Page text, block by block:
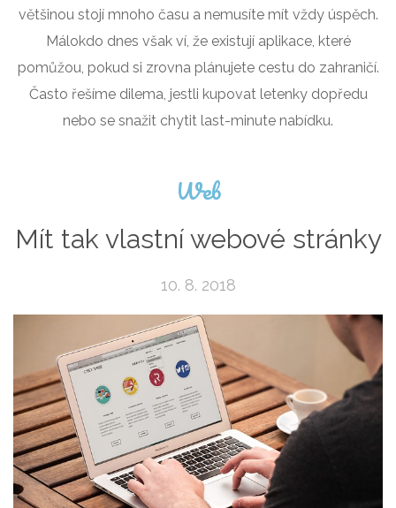
většinou stojí mnoho času a nemusíte mít vždy úspěch.
Málokdo dnes však ví, že existují aplikace, které
pomůžou, pokud si zrovna plánujete cestu do zahraničí.
Často řešíme dilema, jestli kupovat letenky dopředu
nebo se snažit chytit last-minute nabídku.
Web
Mít tak vlastní webové stránky
10. 8. 2018